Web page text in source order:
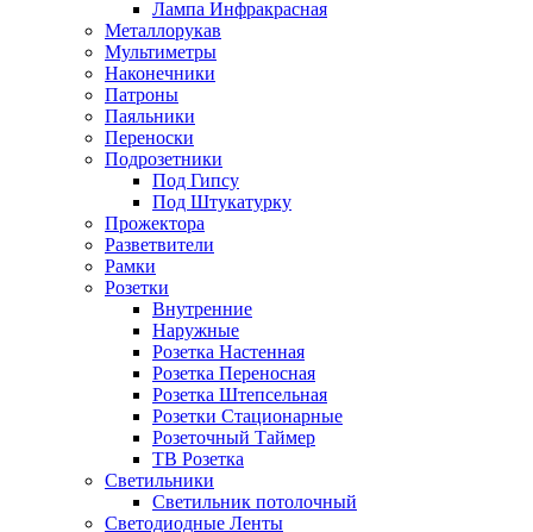
Лампа Инфракрасная
Металлорукав
Мультиметры
Наконечники
Патроны
Паяльники
Переноски
Подрозетники
Под Гипсу
Под Штукатурку
Прожектора
Разветвители
Рамки
Розетки
Внутренние
Наружные
Розетка Настенная
Розетка Переносная
Розетка Штепсельная
Розетки Стационарные
Розеточный Таймер
ТВ Розетка
Светильники
Светильник потолочный
Светодиодные Ленты